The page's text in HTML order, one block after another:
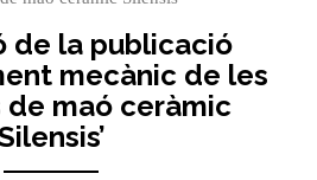
de la publicació
mecànic de les
maó ceràmic